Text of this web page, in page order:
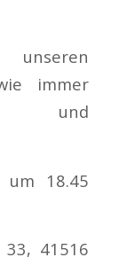
immer
und
18.45
41516